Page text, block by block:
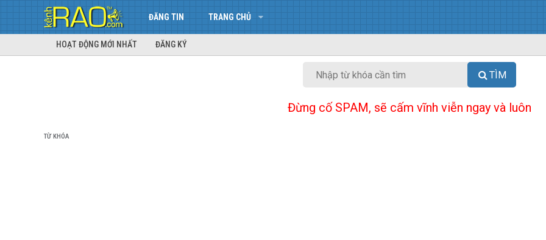
ĐĂNG TIN TRANG CHỦ
HOẠT ĐỘNG MỚI NHẤT ĐĂNG KÝ
TÌM
Đừng cố SPAM, sẽ cấm vĩnh viễn ngay và luôn
TỪ KHÓA